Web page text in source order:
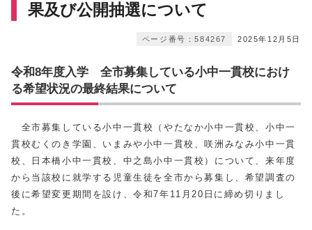
果及び公開抽選について
2025年12月5日
ページ番号：584267
令和8年度入学 全市募集している小中一貫校におけ
る希望状況の最終結果について
全市募集している小中一貫校（やたなか小中一貫校、小中一
貫校むくのき学園、いまみや小中一貫校、咲洲みなみ小中一貫
校、日本橋小中一貫校、中之島小中一貫校）について、来年度
から当該校に就学する児童生徒を全市から募集し、希望調査の
後に希望変更期間を設け、令和7年11月20日に締め切りまし
た。